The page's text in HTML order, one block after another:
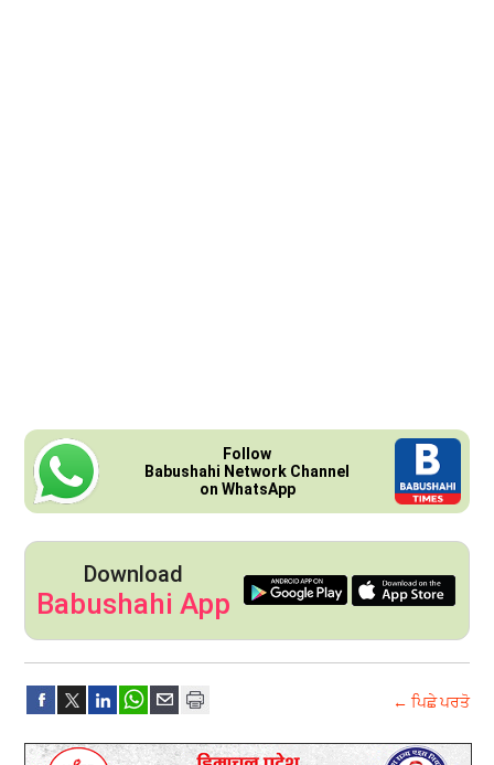
Follow
Babushahi Network Channel
on WhatsApp
Download
Babushahi App
← ਪਿਛੇ ਪਰਤੋ